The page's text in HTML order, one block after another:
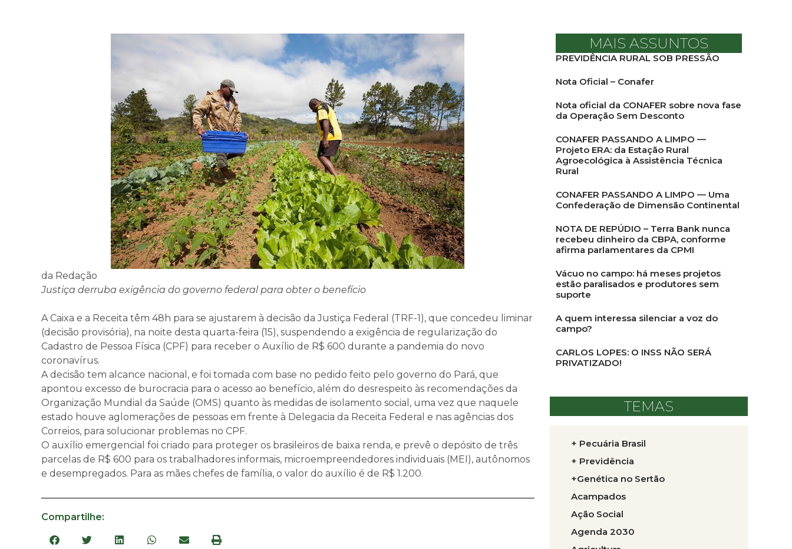
da Redação
Justiça derruba exigência do governo federal para obter o benefício
A Caixa e a Receita têm 48h para se ajustarem à decisão da Justiça Federal (TRF-1), que concedeu liminar
(decisão provisória), na noite desta quarta-feira (15), suspendendo a exigência de regularização do
Cadastro de Pessoa Física (CPF) para receber o Auxílio de R$ 600 durante a pandemia do novo
coronavírus.
A decisão tem alcance nacional, e foi tomada com base no pedido feito pelo governo do Pará, que
apontou excesso de burocracia para o acesso ao benefício, além do desrespeito às recomendações da
Organização Mundial da Saúde (OMS) quanto às medidas de isolamento social, uma vez que naquele
estado houve aglomerações de pessoas em frente à Delegacia da Receita Federal e nas agências dos
Correios, para solucionar problemas no CPF.
O auxílio emergencial foi criado para proteger os brasileiros de baixa renda, e prevê o depósito de três
parcelas de R$ 600 para os trabalhadores informais, microempreendedores individuais (MEI), autônomos
e desempregados. Para as mães chefes de família, o valor do auxílio é de R$ 1.200.
Compartilhe:
MAIS ASSUNTOS
PREVIDÊNCIA RURAL SOB PRESSÃO
Nota Oficial – Conafer
Nota oficial da CONAFER sobre nova fase
da Operação Sem Desconto
CONAFER PASSANDO A LIMPO —
Projeto ERA: da Estação Rural
Agroecológica à Assistência Técnica
Rural
CONAFER PASSANDO A LIMPO — Uma
Confederação de Dimensão Continental
NOTA DE REPÚDIO – Terra Bank nunca
recebeu dinheiro da CBPA, conforme
afirma parlamentares da CPMI
Vácuo no campo: há meses projetos
estão paralisados e produtores sem
suporte
A quem interessa silenciar a voz do
campo?
CARLOS LOPES: O INSS NÃO SERÁ
PRIVATIZADO!
TEMAS
+ Pecuária Brasil
+ Previdência
+Genética no Sertão
Acampados
Ação Social
Agenda 2030